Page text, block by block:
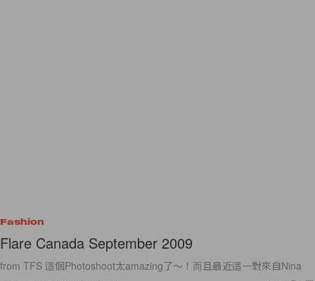
Flare Canada September 2009
from TFS 這個Photoshoot太amazing了～！而且最近這一對來自Nina
Bypopbeebee/2009年8月3日 62 0